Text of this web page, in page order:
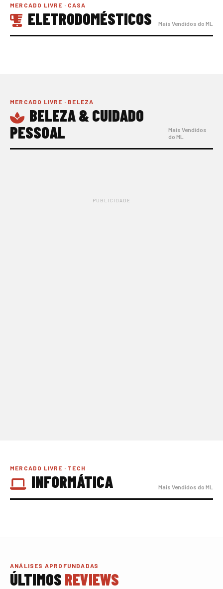
MERCADO LIVRE · CASA
ELETRODOMÉSTICOS Mais Vendidos do ML
MERCADO LIVRE · BELEZA
BELEZA & CUIDADO
PESSOAL
Mais Vendidos
do ML
PUBLICIDADE
MERCADO LIVRE · TECH
INFORMÁTICA Mais Vendidos do ML
ANÁLISES APROFUNDADAS
ÚLTIMOS REVIEWS